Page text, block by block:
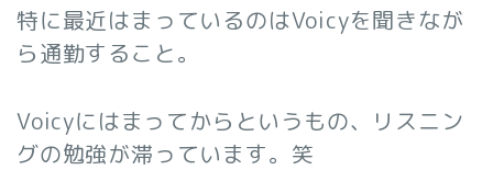
特に最近はまっているのはVoicyを聞きなが
ら通勤すること。
Voicyにはまってからというもの、リスニン
グの勉強が滞っています。笑